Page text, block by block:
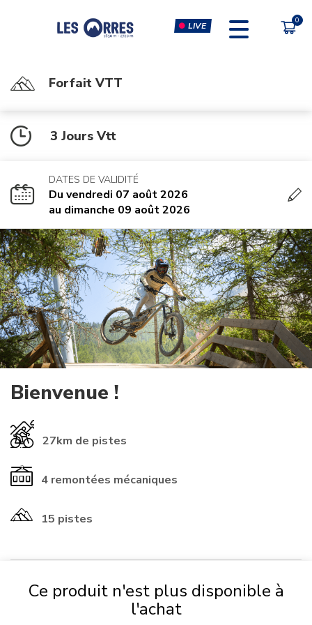
LIVE
Forfait VTT
3 Jours Vtt
DATES DE VALIDITÉ
Du vendredi 07 août 2026
au dimanche 09 août 2026
Bienvenue !
27km de pistes
4 remontées mécaniques
15 pistes
​INFORMATIONS ℹ️​
carteprovenant d'une autre station,
Ce produit n'est plus disponible à
l'achat
FORFAIT VTT
CHÈQUE CADEAU
ESCALADE & CLIP'N CLIMB
VIRTUELLE
MUSCULATION-CARDIO &
MASSAGES